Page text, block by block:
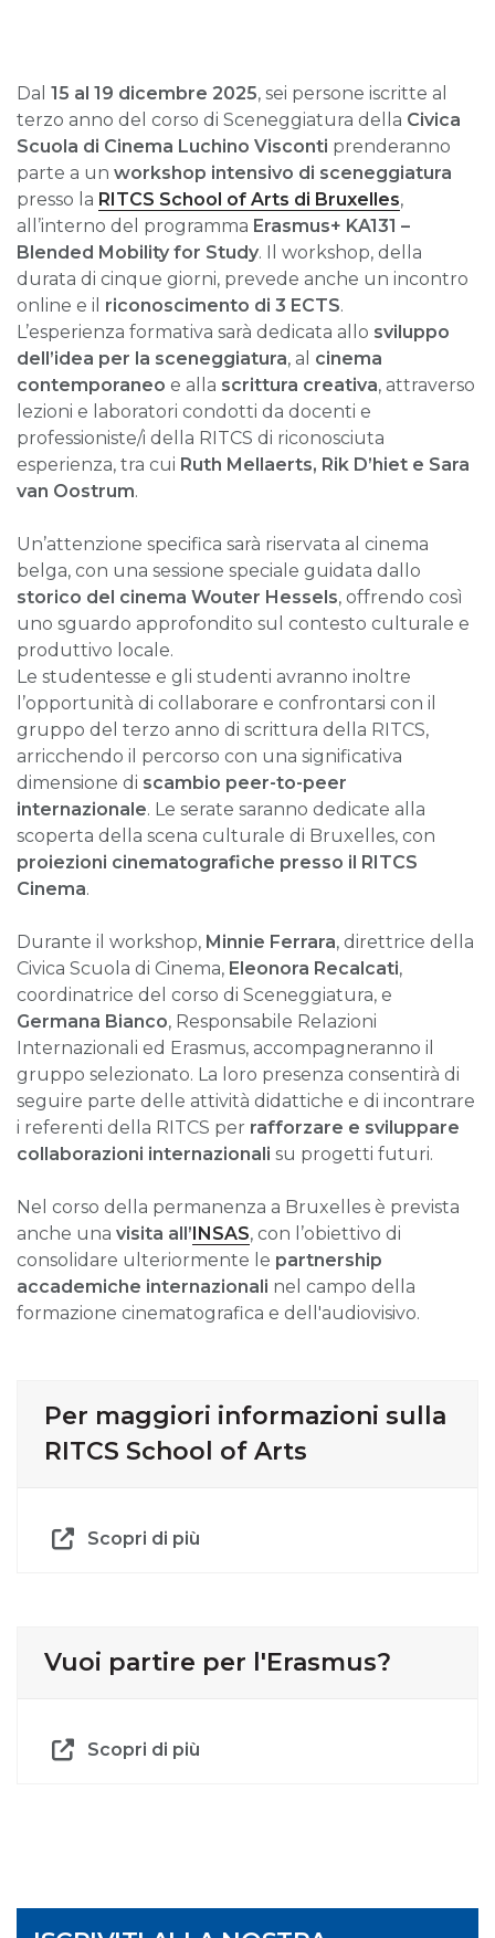
Dal 15 al 19 dicembre 2025, sei persone iscritte al
terzo anno del corso di Sceneggiatura della Civica
Scuola di Cinema Luchino Visconti prenderanno
parte a un workshop intensivo di sceneggiatura
presso la RITCS School of Arts di Bruxelles,
all’interno del programma Erasmus+ KA131 –
Blended Mobility for Study. Il workshop, della
durata di cinque giorni, prevede anche un incontro
online e il riconoscimento di 3 ECTS.
L’esperienza formativa sarà dedicata allo sviluppo
dell’idea per la sceneggiatura, al cinema
contemporaneo e alla scrittura creativa, attraverso
lezioni e laboratori condotti da docenti e
professioniste/i della RITCS di riconosciuta
esperienza, tra cui Ruth Mellaerts, Rik D’hiet e Sara
van Oostrum.
Un’attenzione specifica sarà riservata al cinema
belga, con una sessione speciale guidata dallo
storico del cinema Wouter Hessels, offrendo così
uno sguardo approfondito sul contesto culturale e
produttivo locale.
Le studentesse e gli studenti avranno inoltre
l’opportunità di collaborare e confrontarsi con il
gruppo del terzo anno di scrittura della RITCS,
arricchendo il percorso con una significativa
dimensione di scambio peer-to-peer
internazionale. Le serate saranno dedicate alla
scoperta della scena culturale di Bruxelles, con
proiezioni cinematografiche presso il RITCS
Cinema.
Durante il workshop, Minnie Ferrara, direttrice della
Civica Scuola di Cinema, Eleonora Recalcati,
coordinatrice del corso di Sceneggiatura, e
Germana Bianco, Responsabile Relazioni
Internazionali ed Erasmus, accompagneranno il
gruppo selezionato. La loro presenza consentirà di
seguire parte delle attività didattiche e di incontrare
i referenti della RITCS per rafforzare e sviluppare
collaborazioni internazionali su progetti futuri.
Nel corso della permanenza a Bruxelles è prevista
anche una visita all’ INSAS, con l’obiettivo di
consolidare ulteriormente le partnership
accademiche internazionali nel campo della
formazione cinematografica e dell'audiovisivo.
Per maggiori informazioni sulla
RITCS School of Arts
Scopri di più
Vuoi partire per l'Erasmus?
Scopri di più